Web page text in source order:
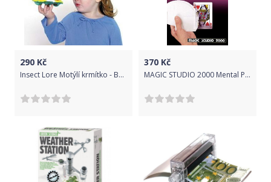
290 Kč
Insect Lore Motýlí krmítko - Butterfly Feeder
370 Kč
MAGIC STUDIO 2000 Mental Photography Deck - KARETNÍ KOUZLO